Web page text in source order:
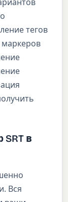
тегов
SRT в
Вся